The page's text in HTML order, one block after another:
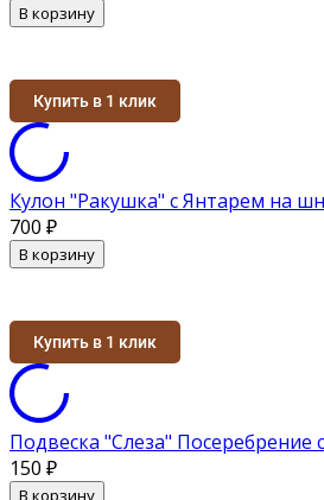
В корзину
Купить в 1 клик
Кулон "Ракушка" с Янтарем на
700 ₽
В корзину
Купить в 1 клик
Подвеска "Слеза" Посеребрение
150 ₽
В корзину